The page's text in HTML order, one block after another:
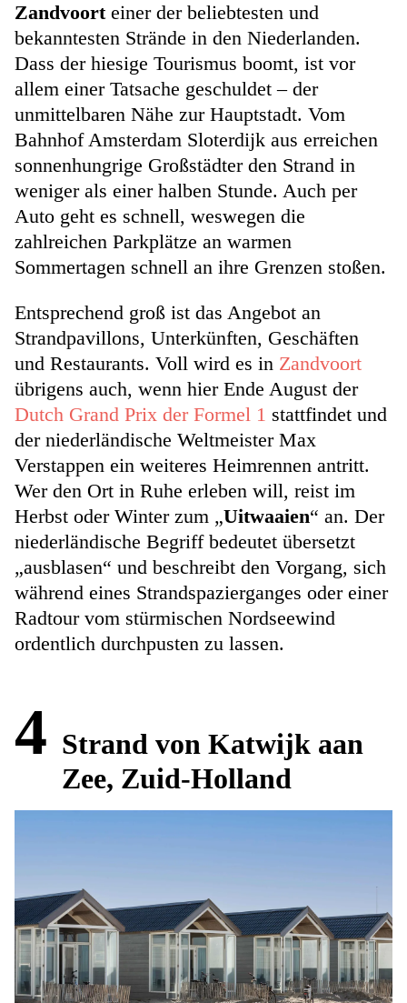
Zandvoorteiner der beliebtesten und
bekanntesten Strände in den Niederlanden.
Dass der hiesige Tourismus boomt, ist vor
allem einer Tatsache geschuldet – der
unmittelbaren Nähe zur Hauptstadt. Vom
Bahnhof Amsterdam Sloterdijk aus erreichen
sonnenhungrige Großstädter den Strand in
weniger als einer halben Stunde. Auch per
Auto geht es schnell, weswegen die
zahlreichen Parkplätze an warmen
Sommertagen schnell an ihre Grenzen stoßen.
Entsprechend groß ist das Angebot an
Strandpavillons, Unterkünften, Geschäften
und Restaurants. Voll wird es in Zandvoort
übrigens auch, wenn hier Ende August der
Dutch Grand Prix der Formel 1 stattfindet und
der niederländische Weltmeister Max
Verstappen ein weiteres Heimrennen antritt.
Wer den Ort in Ruhe erleben will, reist im
Herbst oder Winter zum „Uitwaaien“ an. Der
niederländische Begriff bedeutet übersetzt
„ausblasen“ und beschreibt den Vorgang, sich
während eines Strandspazierganges oder einer
Radtour vom stürmischen Nordseewind
ordentlich durchpusten zu lassen.
4 Strand von Katwijk aan
Zee, Zuid-Holland